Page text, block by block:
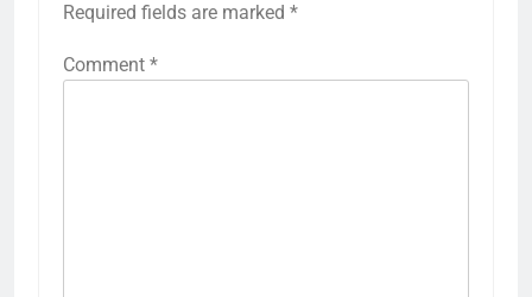
Required fields are marked *
Comment *